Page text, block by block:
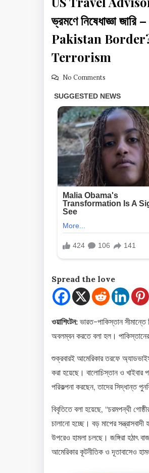
ভ্রমণে নিষেধাজ্ঞা
Pakistan
Terrorism
No Comments
Spread the love
ওয়াশিংটন: ভারত-পাকিস্তান সীমান্তে
অবলম্বন করতে বলা হল। পাকিস্তানের
শুক্রবারই আমেরিকার তরফে
করা হয়েছে। বালোচিস্তান ও খাইবার
পরিকল্পনা করছেন, তাদের সিদ্ধান্ত
বিবৃতিতে বলা হয়েছে, “চরমপন্থী
চালানো হচ্ছে। বড় মাপের
উপরেও হামলা চলছে। জঙ্গিরা হঠাৎ
আমেরিকার কূটনীতিক ও দূতাবাসেও